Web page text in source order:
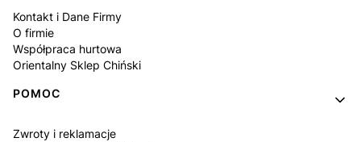
Kontakt i Dane Firmy
O firmie
Współpraca hurtowa
Orientalny Sklep Chiński
POMOC
Zwroty i reklamacje